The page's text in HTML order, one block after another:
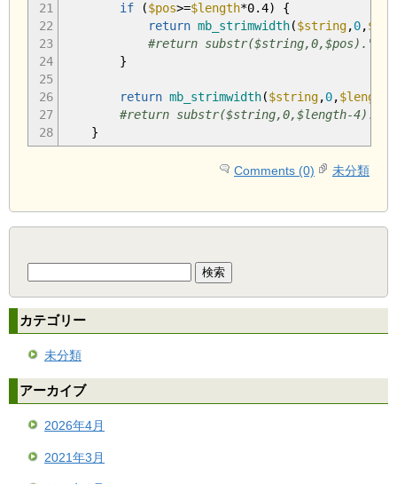
21
22
23
24
25
26
27
28
if
($pos>=$length*0.4)
{
return mb_strimwidth($string,0,$pos
#return substr($string,0,$pos)."
}
return mb_strimwidth($string,0,$length
#return substr($string,0,$length-4)."
}
Comments (0) 未分類
カテゴリー
未分類
アーカイブ
2026年4月
2021年3月